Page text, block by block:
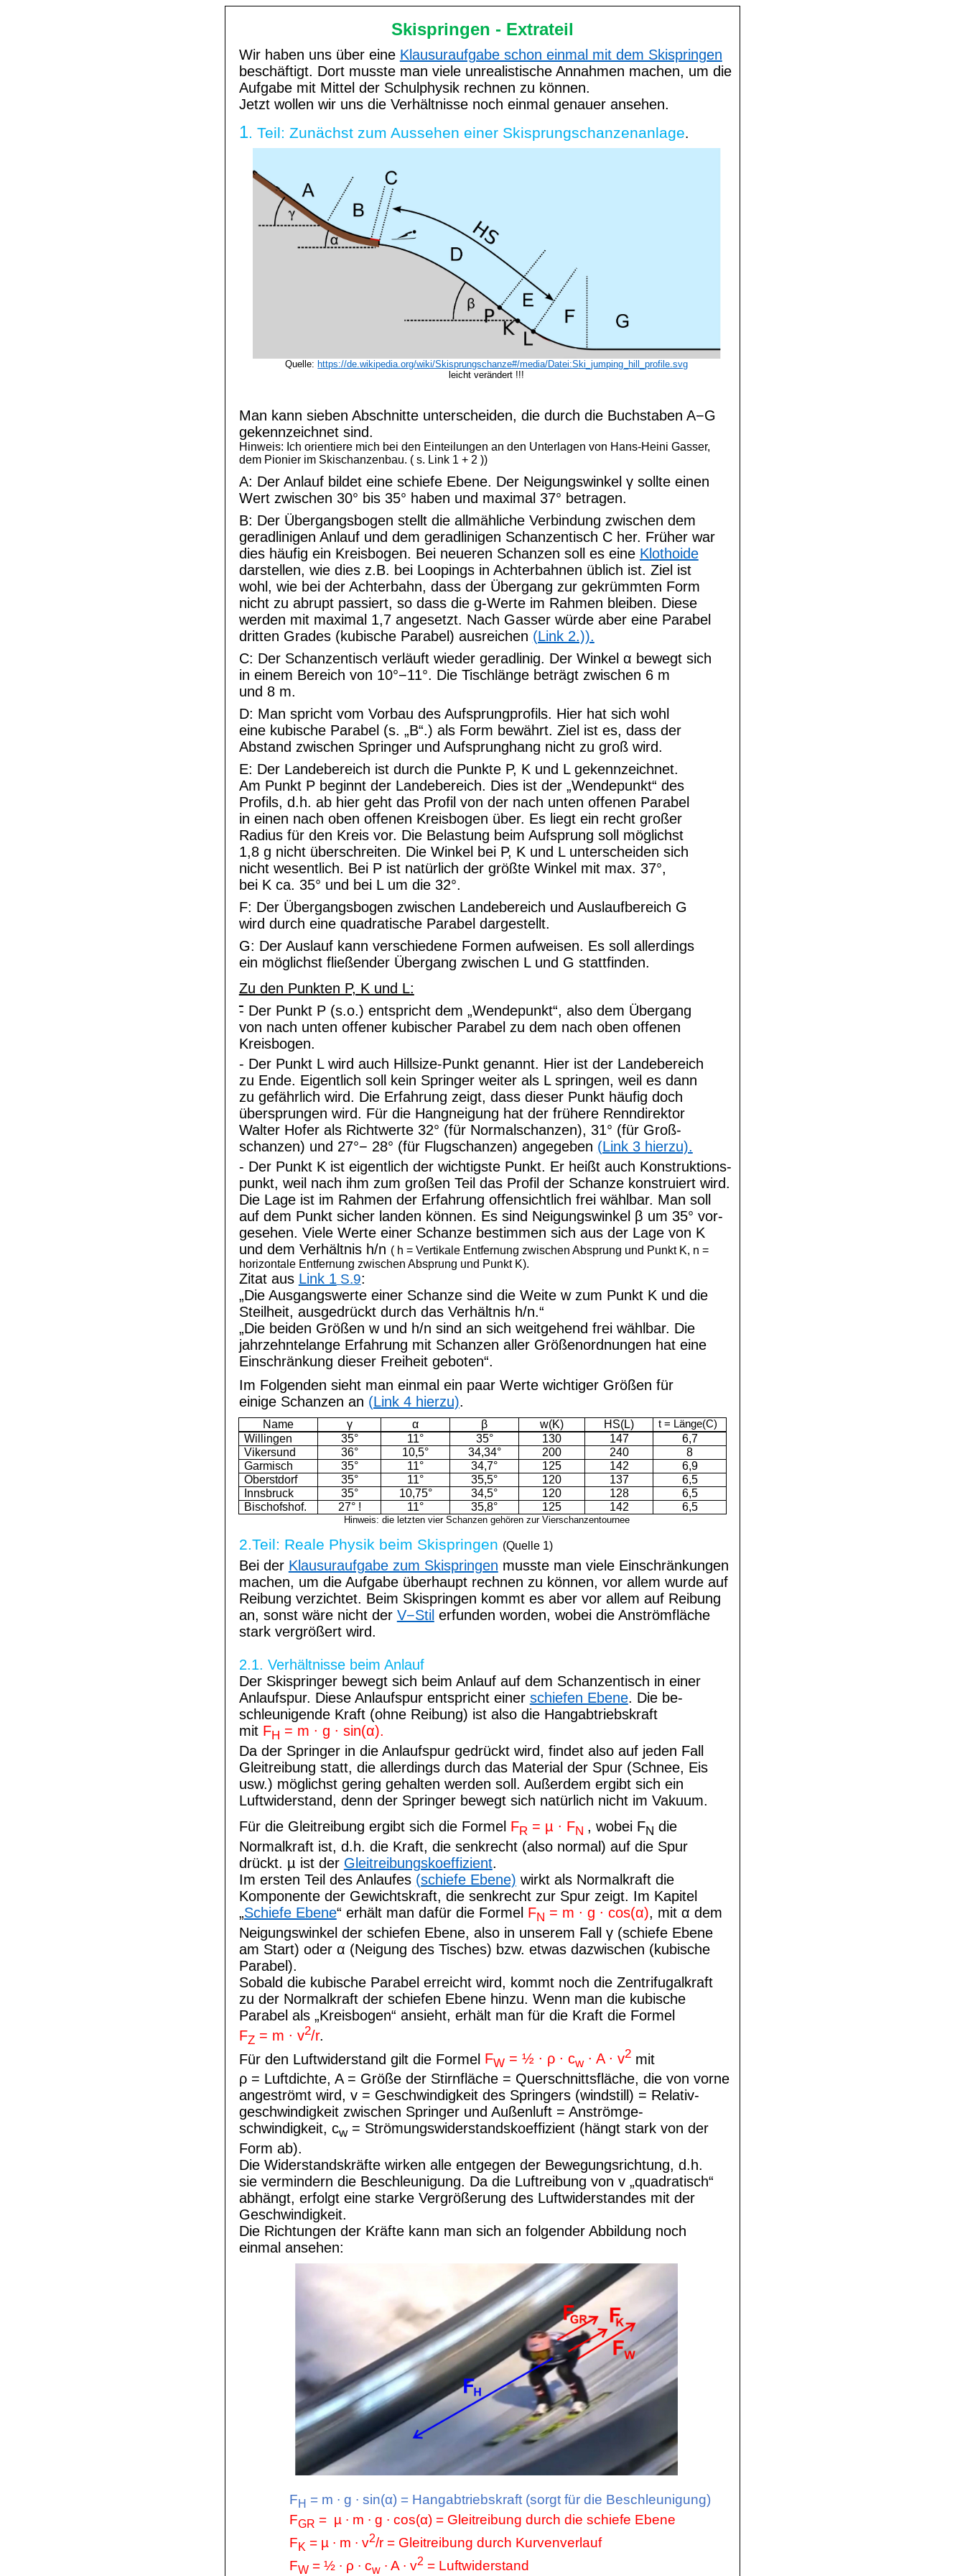
Skispringen - Extrateil
Wir haben uns über eine Klausuraufgabe schon einmal mit dem Skispringen
beschäftigt. Dort musste man viele unrealistische Annahmen machen, um die
Aufgabe mit Mittel der Schulphysik rechnen zu können.
Jetzt wollen wir uns die Verhältnisse noch einmal genauer ansehen.
1. Teil: Zunächst zum Aussehen einer Skisprungschanzenanlage.
Quelle: https://de.wikipedia.org/wiki/Skisprungschanze#/media/Datei:Ski_jumping_hill_profile.svg
leichtverändert !!!
Man kann sieben Abschnitte unterscheiden, die durch die Buchstaben A−G
gekennzeichnet sind.
Hinweis: Ich orientiere mich bei den Einteilungen an den Unterlagen von Hans-Heini Gasser,
dem Pionier im Skischanzenbau. ( s. Link 1 + 2 ))
A: Der Anlauf bildet eine schiefe Ebene. Der Neigungswinkel γ sollte einen
Wert zwischen 30° bis 35° haben und maximal 37° betragen.
B: Der Übergangsbogen stellt die allmähliche Verbindung zwischen dem
geradlinigen Anlauf und dem geradlinigen Schanzentisch C her. Früher war
dies häufig ein Kreisbogen. Bei neueren Schanzen soll es eine Klothoide
darstellen, wie dies z.B. bei Loopings in Achterbahnen üblich ist. Ziel ist
wohl, wie bei der Achterbahn, dass der Übergang zur gekrümmten Form
nicht zu abrupt passiert, so dass die g-Werte im Rahmen bleiben. Diese
werden mit maximal 1,7 angesetzt. Nach Gasser würde aber eine Parabel
dritten Grades (kubische Parabel) ausreichen (Link 2.)).
C: Der Schanzentisch verläuft wieder geradlinig. Der Winkel α bewegt sich
in einem Bereich von 10°−11°. Die Tischlänge beträgt zwischen 6 m
und 8 m.
D: Man spricht vom Vorbau des Aufsprungprofils. Hier hat sich wohl
eine kubische Parabel (s. „B“.) als Form bewährt. Ziel ist es, dass der
Abstand zwischen Springer und Aufsprunghang nicht zu groß wird.
E: Der Landebereich ist durch die Punkte P, K und L gekennzeichnet.
Am Punkt P beginnt der Landebereich. Dies ist der „Wendepunkt“ des
Profils, d.h. ab hier geht das Profil von der nach unten offenen Parabel
in einen nach oben offenen Kreisbogen über. Es liegt ein recht großer
Radius für den Kreis vor. Die Belastung beim Aufsprung soll möglichst
1,8 g nicht überschreiten. Die Winkel bei P, K und L unterscheiden sich
nicht wesentlich. Bei P ist natürlich der größte Winkel mit max. 37°,
bei K ca. 35° und bei L um die 32°.
F: Der Übergangsbogen zwischen Landebereich und Auslaufbereich G
wird durch eine quadratische Parabel dargestellt.
G: Der Auslauf kann verschiedene Formen aufweisen. Es soll allerdings
ein möglichst fließender Übergang zwischen L und G stattfinden.
Zu den Punkten P, K und L:
- Der Punkt P (s.o.) entspricht dem „Wendepunkt“, also dem Übergang
von nach unten offener kubischer Parabel zu dem nach oben offenen
Kreisbogen.
- Der Punkt L wird auch Hillsize-Punkt genannt. Hier ist der Landebereich
zu Ende. Eigentlich soll kein Springer weiter als L springen, weil es dann
zu gefährlich wird. Die Erfahrung zeigt, dass dieser Punkt häufig doch
übersprungen wird. Für die Hangneigung hat der frühere Renndirektor
Walter Hofer als Richtwerte 32° (für Normalschanzen), 31° (für Groß-
schanzen) und 27°− 28° (für Flugschanzen) angegeben (Link 3 hierzu).
- Der Punkt K ist eigentlich der wichtigste Punkt. Er heißt auch Konstruktions-
punkt, weil nach ihm zum großen Teil das Profil der Schanze konstruiert wird.
Die Lage ist im Rahmen der Erfahrung offensichtlich frei wählbar. Man soll
auf dem Punkt sicher landen können. Es sind Neigungswinkel β um 35° vor-
gesehen. Viele Werte einer Schanze bestimmen sich aus der Lage von K
und dem Verhältnis h/n ( h = Vertikale Entfernung zwischen Absprung und Punkt K, n =
horizontale Entfernung zwischen Absprung und Punkt K).
Zitat aus Link 1 S.9:
„Die Ausgangswerte einer Schanze sind die Weite w zum Punkt K und die
Steilheit, ausgedrückt durch das Verhältnis h/n.“
„Die beiden Größen w und h/n sind an sich weitgehend frei wählbar. Die
jahrzehntelange Erfahrung mit Schanzen aller Größenordnungen hat eine
Einschränkung dieser Freiheit geboten“.
Im Folgenden sieht man einmal ein paar Werte wichtiger Größen für
einige Schanzen an (Link 4 hierzu).
Name γ α β w(K) HS(L) t = Länge(C)
Willingen 35° 11° 35° 130 147
6,7
Vikersund
36° 10,5° 34,34° 200 240
8
Garmisch
35° 11° 34,7° 125 142
6,9
Oberstdorf
35° 11° 35,5° 120 137
6,5
Innsbruck
35° 10,75° 34,5° 120 128
6,5
Bischofshof.
27° ! 11° 35,8° 125 142 6,5
Hinweis: die letzten vier Schanzen gehören zur Vierschanzentournee
2.Teil: Reale Physik beim Skispringen (Quelle 1)
Bei der Klausuraufgabe zum Skispringen musste man viele Einschränkungen
machen, um die Aufgabe überhaupt rechnen zu können, vor allem wurde auf
Reibung verzichtet. Beim Skispringen kommt es aber vor allem auf Reibung
an, sonst wäre nicht der V−Stil erfunden worden, wobei die Anströmfläche
stark vergrößert wird.
2.1. Verhältnisse beim Anlauf
Der Skispringer bewegt sich beim Anlauf auf dem Schanzentisch in einer
Anlaufspur. Diese Anlaufspur entspricht einer schiefen Ebene. Die be-
schleunigendeKraft (ohne Reibung) ist also die Hangabtriebskraft
mit FH = m ∙ g ∙ sin(α).
Da der Springer in die Anlaufspur gedrückt wird, findet also auf jeden Fall
Gleitreibung statt, die allerdings durch das Material der Spur (Schnee, Eis
usw.) möglichst gering gehalten werden soll. Außerdem ergibt sich ein
Luftwiderstand, denn der Springer bewegt sich natürlich nicht im Vakuum.
Für die Gleitreibung ergibt sich die Formel FR = µ ∙ FN , wobei FN die
Normalkraft ist, d.h. die Kraft, die senkrecht (also normal) auf die Spur
drückt. µ ist der Gleitreibungskoeffizient.
Im ersten Teil des Anlaufes (schiefe Ebene) wirkt als Normalkraft die
Komponente der Gewichtskraft, die senkrecht zur Spur zeigt. Im Kapitel
„Schiefe Ebene“ erhält man dafür die Formel FN = m ∙ g ∙ cos(α), mit α dem
Neigungswinkel der schiefen Ebene, also in unserem Fall γ (schiefe Ebene
am Start) oder α (Neigung des Tisches) bzw. etwas dazwischen (kubische
Parabel).
Sobald die kubische Parabel erreicht wird, kommt noch die Zentrifugalkraft
zu der Normalkraft der schiefen Ebene hinzu. Wenn man die kubische
Parabel als „Kreisbogen“ ansieht, erhält man für die Kraft die Formel
FZ= m ∙ v2/r.
Für den Luftwiderstand gilt die Formel FW= ½ ∙ ρ ∙ cw∙ A ∙ v2 mit
ρ = Luftdichte, A = Größe der Stirnfläche = Querschnittsfläche, die von vorne
angeströmt wird, v = Geschwindigkeit des Springers (windstill) = Relativ-
geschwindigkeitzwischen Springer und Außenluft = Anströmge-
schwindigkeit, cw= Strömungswiderstandskoeffizient (hängt stark von der
Form ab).
Die Widerstandskräfte wirken alle entgegen der Bewegungsrichtung, d.h.
sie vermindern die Beschleunigung. Da die Luftreibung von v „quadratisch“
abhängt, erfolgt eine starke Vergrößerung des Luftwiderstandes mit der
Geschwindigkeit.
Die Richtungen der Kräfte kann man sich an folgender Abbildung noch
einmal ansehen:
FH = m ∙ g ∙ sin(α) = Hangabtriebskraft (sorgt für die Beschleunigung)
FGR = µ∙ m ∙ g ∙ cos(α) = Gleitreibung durch die schiefe Ebene
FK = µ ∙ m ∙ v2/r = Gleitreibung durch Kurvenverlauf
FW= ½ ∙ ρ ∙ cw∙ A ∙ v2= Luftwiderstand